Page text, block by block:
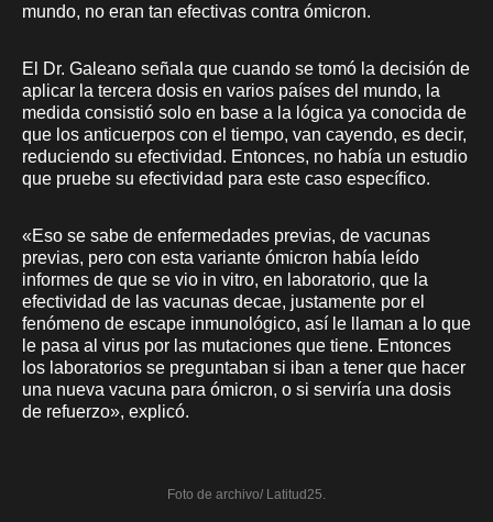
mundo, no eran tan efectivas contra ómicron.
El Dr. Galeano señala que cuando se tomó la decisión de
aplicar la tercera dosis en varios países del mundo, la
medida consistió solo en base a la lógica ya conocida de
que los anticuerpos con el tiempo, van cayendo, es decir,
reduciendo su efectividad. Entonces, no había un estudio
que pruebe su efectividad para este caso específico.
«Eso se sabe de enfermedades previas, de vacunas
previas, pero con esta variante ómicron había leído
informes de que se vio in vitro, en laboratorio, que la
efectividad de las vacunas decae, justamente por el
fenómeno de escape inmunológico, así le llaman a lo que
le pasa al virus por las mutaciones que tiene. Entonces
los laboratorios se preguntaban si iban a tener que hacer
una nueva vacuna para ómicron, o si serviría una dosis
de refuerzo», explicó.
Foto de archivo/ Latitud25.